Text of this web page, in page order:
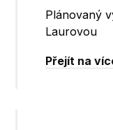
Plánovaný
Laurovou
Přejít na